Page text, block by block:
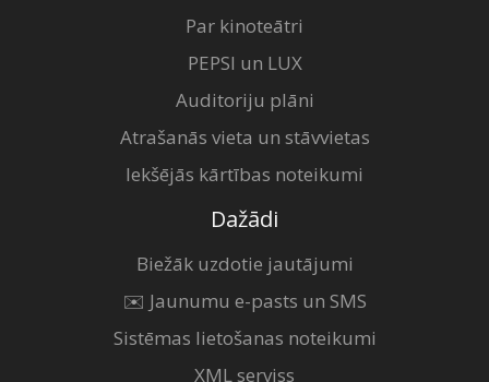
Par kinoteātri
PEPSI un LUX
Auditoriju plāni
Atrašanās vieta un stāvvietas
Iekšējās kārtības noteikumi
Dažādi
Biežāk uzdotie jautājumi
✉️ Jaunumu e-pasts un SMS
Sistēmas lietošanas noteikumi
XML serviss